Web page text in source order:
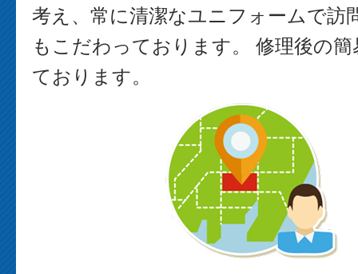
考え、常に清潔なユニフォームで訪
もこだわっております。 修理後の
ております。